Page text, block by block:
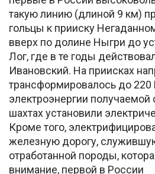
такую линию (длиной 9 км)
гольцы к прииску
вверх по долине Ныгри до
Лог, где в те годы
Ивановский. На приисках
трансформировалось до 220
электроэнергии
шахтах установили
Кроме того,
железную дорогу,
отработанной породы,
внимание, первой в России